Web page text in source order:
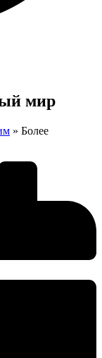
мир
» Более